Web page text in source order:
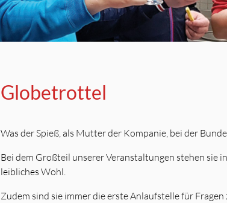
Globetrottel
Was der Spieß, als Mutter der Kompanie, bei der
Bei dem Großteil unserer Veranstaltungen stehen sie
leibliches Wohl.
Zudem sind sie immer die erste Anlaufstelle für